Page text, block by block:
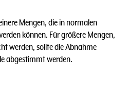
Mengen, die in normalen
können. Für größere Mengen,
werden, sollte die Abnahme
abgestimmt werden.